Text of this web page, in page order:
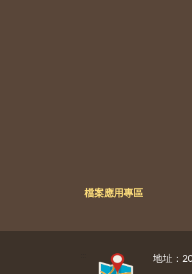
檔案應用專區
地址：